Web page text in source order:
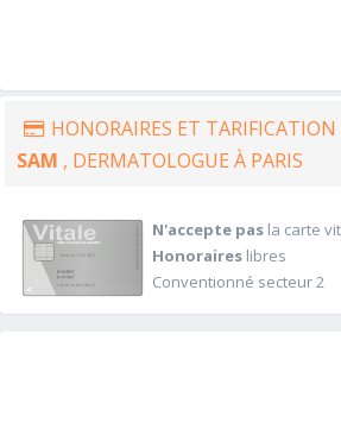
HONORAIRES ET
SAM , DERMATOLOGUE À PARIS
N'accepte pasla carte
Honoraireslibres
Conventionné secteur 2